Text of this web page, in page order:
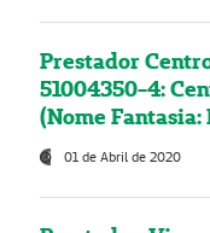
Prestador
51004350-4:
(Nome
01 de Abril de 2020